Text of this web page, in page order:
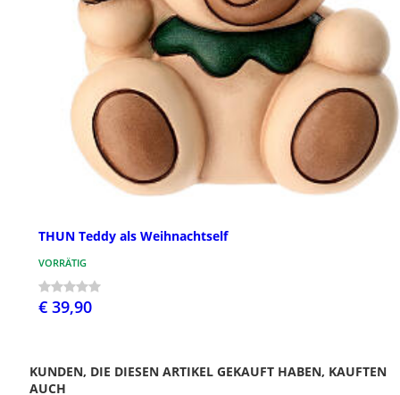
THUN Teddy als Weihnachtself
VORRÄTIG
€ 39,90
KUNDEN, DIE DIESEN ARTIKEL GEKAUFT HABEN, KAUFTEN
AUCH